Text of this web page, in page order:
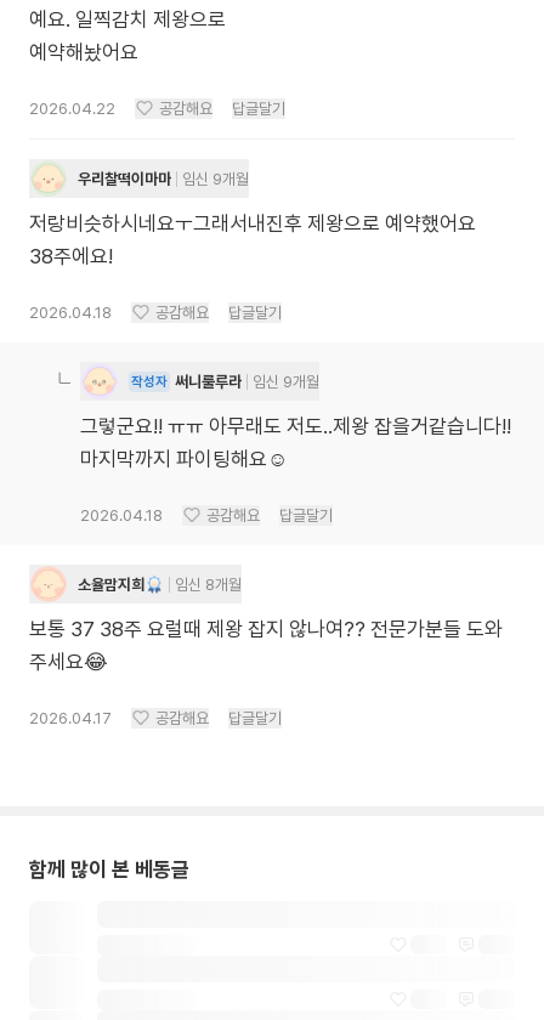
예요. 일찍감치 제왕으로
예약해놨어요
2026.04.22 공감해요 답글달기
우리찰떡이마마 임신 9개월
저랑비슷하시네요ㅜ그래서내진후 제왕으로 예약했어요
38주에요!
2026.04.18 공감해요 답글달기
작성자 써니룰루라 임신 9개월
그렇군요!! ㅠㅠ 아무래도 저도..제왕 잡을거같습니다!!
마지막까지 파이팅해요☺️
2026.04.18 공감해요 답글달기
소율맘지희 임신 8개월
보통 37 38주 요럴때 제왕 잡지 않나여?? 전문가분들 도와
주세요😂
2026.04.17 공감해요 답글달기
함께 많이 본 베동글